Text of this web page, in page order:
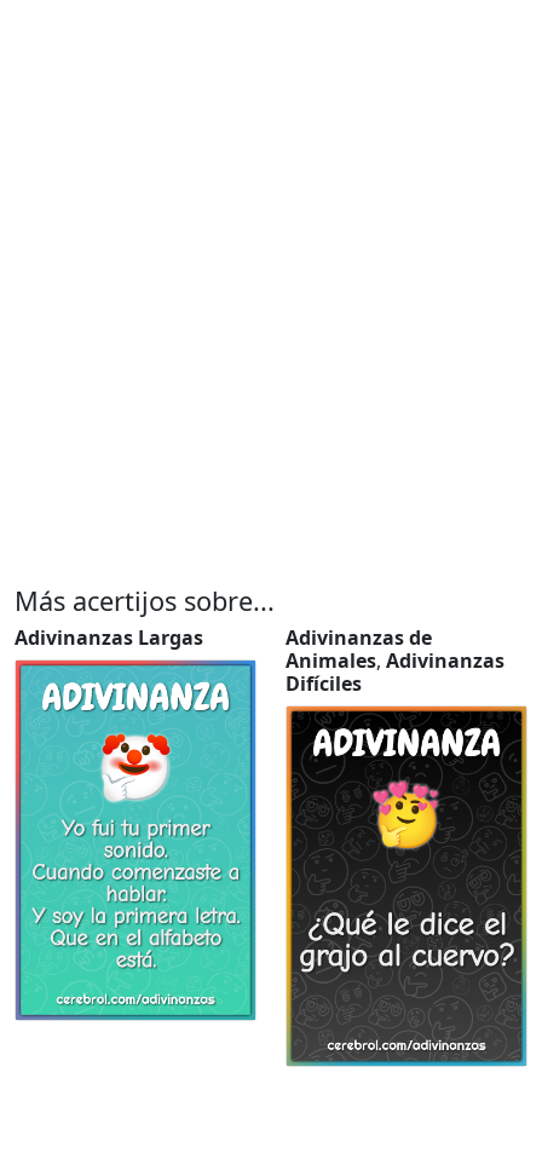
Más acertijos sobre...
Adivinanzas Largas
Adivinanzas de
Animales, Adivinanzas
Difíciles